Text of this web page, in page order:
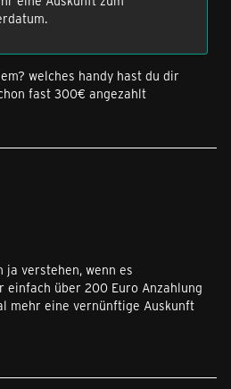
welches handy hast du dir
fast 300€ angezahlt
ja verstehen, wenn es
einfach über 200 Euro Anzahlung
mehr eine vernünftige Auskunft